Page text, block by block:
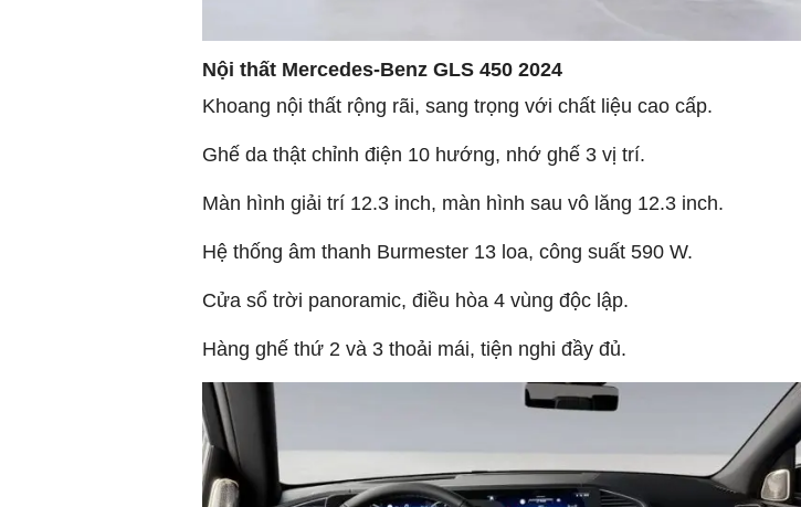
Nội thất Mercedes-Benz GLS 450 2024
Khoang nội thất rộng rãi, sang trọng với chất liệu cao cấp.
Ghế da thật chỉnh điện 10 hướng, nhớ ghế 3 vị trí.
Màn hình giải trí 12.3 inch, màn hình sau vô lăng 12.3 inch.
Hệ thống âm thanh Burmester 13 loa, công suất 590 W.
Cửa sổ trời panoramic, điều hòa 4 vùng độc lập.
Hàng ghế thứ 2 và 3 thoải mái, tiện nghi đầy đủ.